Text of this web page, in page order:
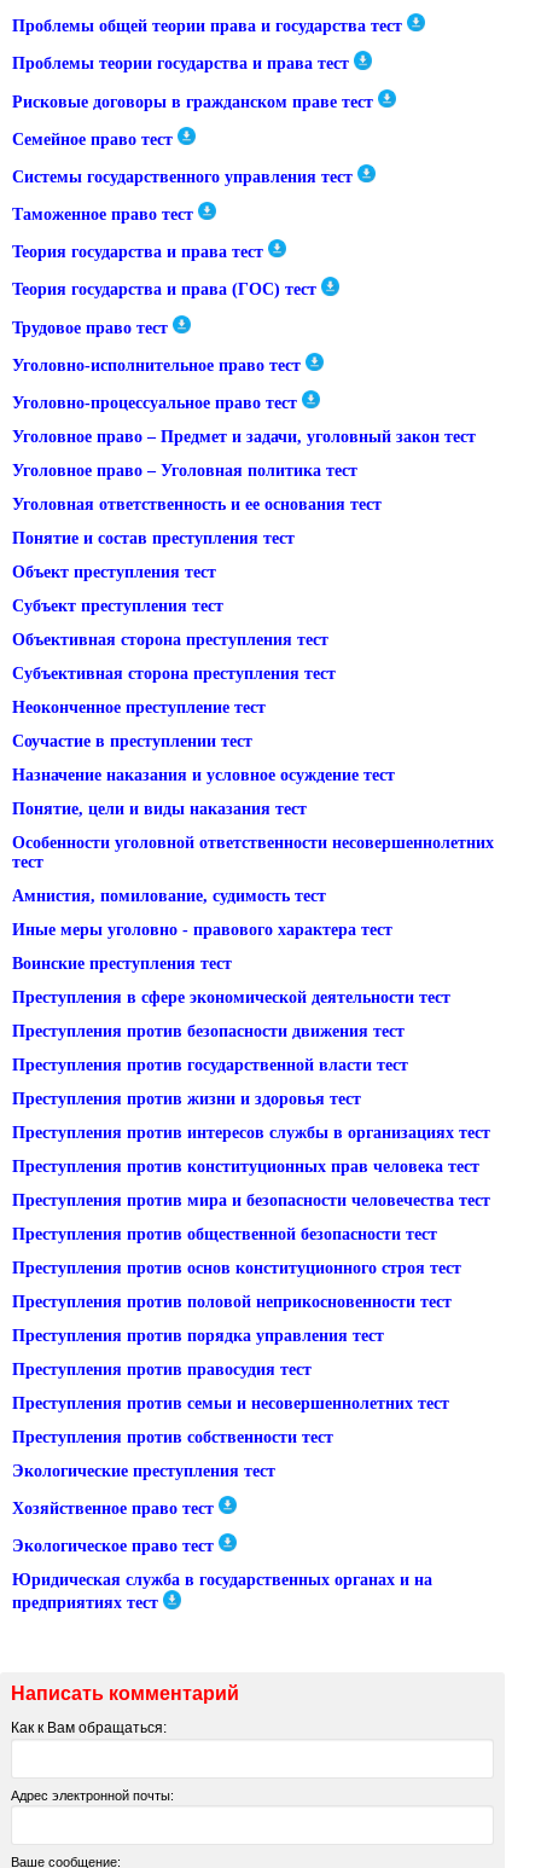
Проблемы общей теории права и государства тест
Проблемы теории государства и права тест
Рисковые договоры в гражданском праве тест
Семейное право тест
Системы государственного управления тест
Таможенное право тест
Теория государства и права тест
Теория государства и права (ГОС) тест
Трудовое право тест
Уголовно-исполнительное право тест
Уголовно-процессуальное право тест
Уголовное право – Предмет и задачи, уголовный закон тест
Уголовное право – Уголовная политика тест
Уголовная ответственность и ее основания тест
Понятие и состав преступления тест
Объект преступления тест
Субъект преступления тест
Объективная сторона преступления тест
Субъективная сторона преступления тест
Неоконченное преступление тест
Соучастие в преступлении тест
Назначение наказания и условное осуждение тест
Понятие, цели и виды наказания тест
Особенности уголовной ответственности несовершеннолетних
тест
Амнистия, помилование, судимость тест
Иные меры уголовно - правового характера тест
Воинские преступления тест
Преступления в сфере экономической деятельности тест
Преступления против безопасности движения тест
Преступления против государственной власти тест
Преступления против жизни и здоровья тест
Преступления против интересов службы в организациях тест
Преступления против конституционных прав человека тест
Преступления против мира и безопасности человечества тест
Преступления против общественной безопасности тест
Преступления против основ конституционного строя тест
Преступления против половой неприкосновенности тест
Преступления против порядка управления тест
Преступления против правосудия тест
Преступления против семьи и несовершеннолетних тест
Преступления против собственности тест
Экологические преступления тест
Хозяйственное право тест
Экологическое право тест
Юридическая служба в государственных органах и на
предприятиях тест
Написать комментарий
Как к Вам обращаться:
Адрес электронной почты:
Ваше сообщение: